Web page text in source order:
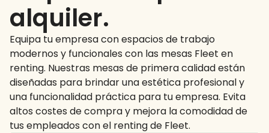
alquiler.
Equipa tu empresa con espacios de trabajo
modernos y funcionales con las mesas Fleet en
renting. Nuestras mesas de primera calidad están
diseñadas para brindar una estética profesional y
una funcionalidad práctica para tu empresa. Evita
altos costes de compra y mejora la comodidad de
tus empleados con el renting de Fleet.